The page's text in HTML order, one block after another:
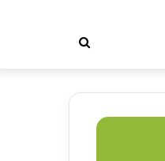
جستجو
برای